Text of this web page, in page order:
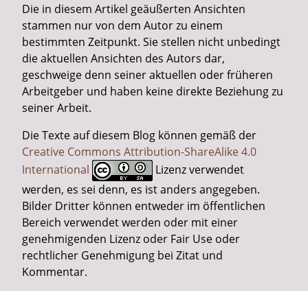
Die in diesem Artikel geäußerten Ansichten
stammen nur von dem Autor zu einem
bestimmten Zeitpunkt. Sie stellen nicht unbedingt
die aktuellen Ansichten des Autors dar,
geschweige denn seiner aktuellen oder früheren
Arbeitgeber und haben keine direkte Beziehung zu
seiner Arbeit.
Die Texte auf diesem Blog können gemäß der
Creative Commons Attribution-ShareAlike 4.0
International
Lizenz verwendet
werden, es sei denn, es ist anders angegeben.
Bilder Dritter können entweder im öffentlichen
Bereich verwendet werden oder mit einer
genehmigenden Lizenz oder Fair Use oder
rechtlicher Genehmigung bei Zitat und
Kommentar.